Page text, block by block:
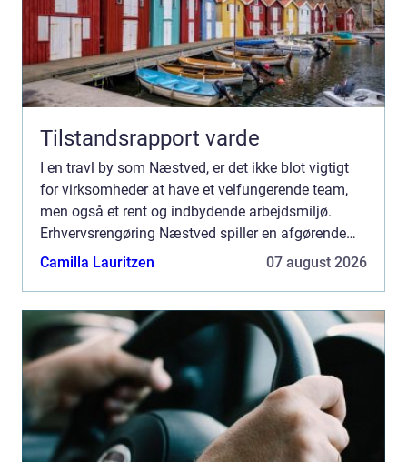
Tilstandsrapport varde
I en travl by som Næstved, er det ikke blot vigtigt
for virksomheder at have et velfungerende team,
men også et rent og indbydende arbejdsmiljø.
Erhvervsrengøring Næstved spiller en afgørende
rolle i at sikre, a...
Camilla Lauritzen 07 august 2026